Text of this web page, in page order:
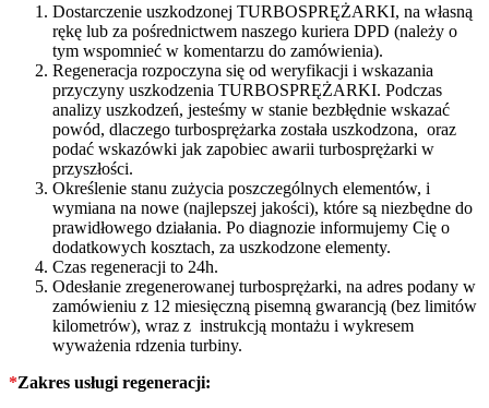
Dostarczenie uszkodzonej TURBOSPRĘŻARKI, na własną
rękę lub za pośrednictwem naszego kuriera DPD (należy o
tym wspomnieć w komentarzu do zamówienia).
Regeneracja rozpoczyna się od weryfikacji i wskazania
przyczyny uszkodzenia TURBOSPRĘŻARKI. Podczas
analizy uszkodzeń, jesteśmy w stanie bezbłędnie wskazać
powód, dlaczego turbosprężarka została uszkodzona, oraz
podać wskazówki jak zapobiec awarii turbosprężarki w
przyszłości.
Określenie stanu zużycia poszczególnych elementów, i
wymiana na nowe (najlepszej jakości), które są niezbędne do
prawidłowego działania. Po diagnozie informujemy Cię o
dodatkowych kosztach, za uszkodzone elementy.
Czas regeneracji to 24h.
Odesłanie zregenerowanej turbosprężarki, na adres podany w
zamówieniu z 12 miesięczną pisemną gwarancją (bez limitów
kilometrów), wraz z instrukcją montażu i wykresem
wyważenia rdzenia turbiny.
*Zakres usługi regeneracji: